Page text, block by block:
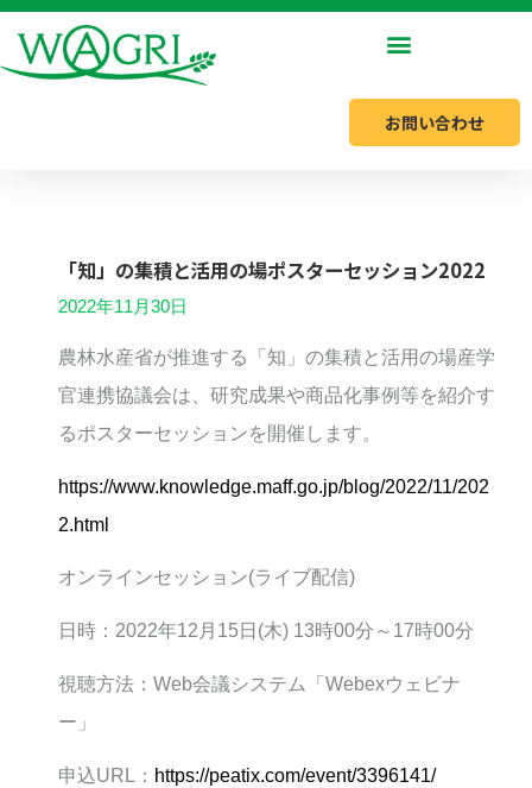
内
お問い合わせ
「知」の集積と活用の場ポスターセッション2022
2022年11月30日
農林水産省が推進する「知」の集積と活用の場産学
官連携協議会は、研究成果や商品化事例等を紹介す
るポスターセッションを開催します。
https://www.knowledge.maff.go.jp/blog/2022/11/202
2.html
オンラインセッション(ライブ配信)
日時：2022年12月15日(木) 13時00分～17時00分
視聴方法：Web会議システム「Webexウェビナ
ー」
申込URL： https://peatix.com/event/3396141/